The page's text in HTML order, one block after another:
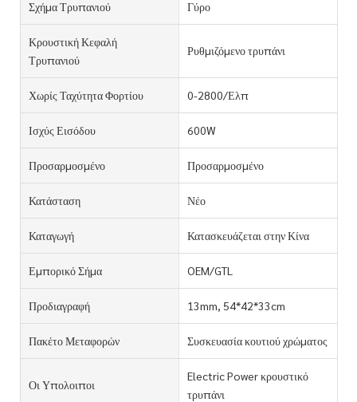
Σχήμα Τρυπανιού Γύρο
Κρουστική Κεφαλή
Τρυπανιού
Ρυθμιζόμενο τρυπάνι
Χωρίς Ταχύτητα Φορτίου 0-2800/Ελπ
Ισχύς Εισόδου 600W
Προσαρμοσμένο Προσαρμοσμένο
Κατάσταση Νέο
Καταγωγή Κατασκευάζεται στην Κίνα
Εμπορικό Σήμα OEM/GTL
Προδιαγραφή 13mm, 54*42*33cm
Πακέτο Μεταφορών Συσκευασία κουτιού χρώματος
Οι Υπολοιποι
Electric Power κρουστικό
τρυπάνι